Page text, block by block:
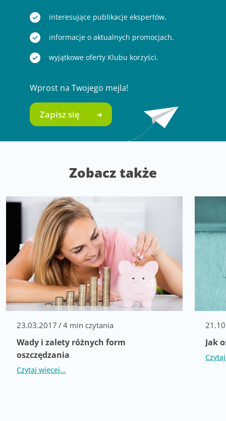
interesujące publikacje ekspertów,
informacje o aktualnych promocjach,
wyjątkowe oferty Klubu korzyści.
Wprost na Twojego mejla!
Zapisz się
Zobacz także
23.03.2017 /4 min czytania
Wady i zalety różnych form
oszczędzania
Czytaj więcej…
Jak